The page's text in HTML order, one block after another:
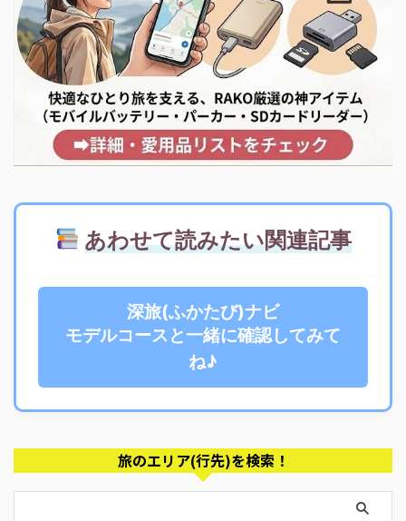
あわせて読みたい関連記事
深旅(ふかたび)ナビ
モデルコースと一緒に確認してみて
ね♪
旅のエリア(行先)を検索！